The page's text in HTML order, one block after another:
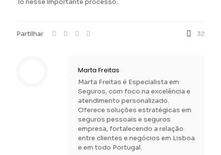
Partilhar 32
Marta Freitas
Marta Freitas é Especialista em
Seguros, com foco na excelência e
atendimento personalizado.
Oferece soluções estratégicas em
seguros pessoais e seguros
empresa, fortalecendo a relação
entre clientes e negócios em Lisboa
e em todo Portugal.